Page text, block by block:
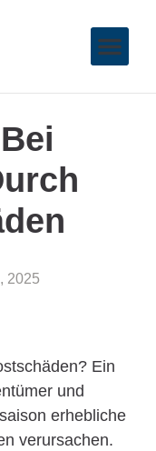
2025
Ein
und
erhebliche
verursachen.